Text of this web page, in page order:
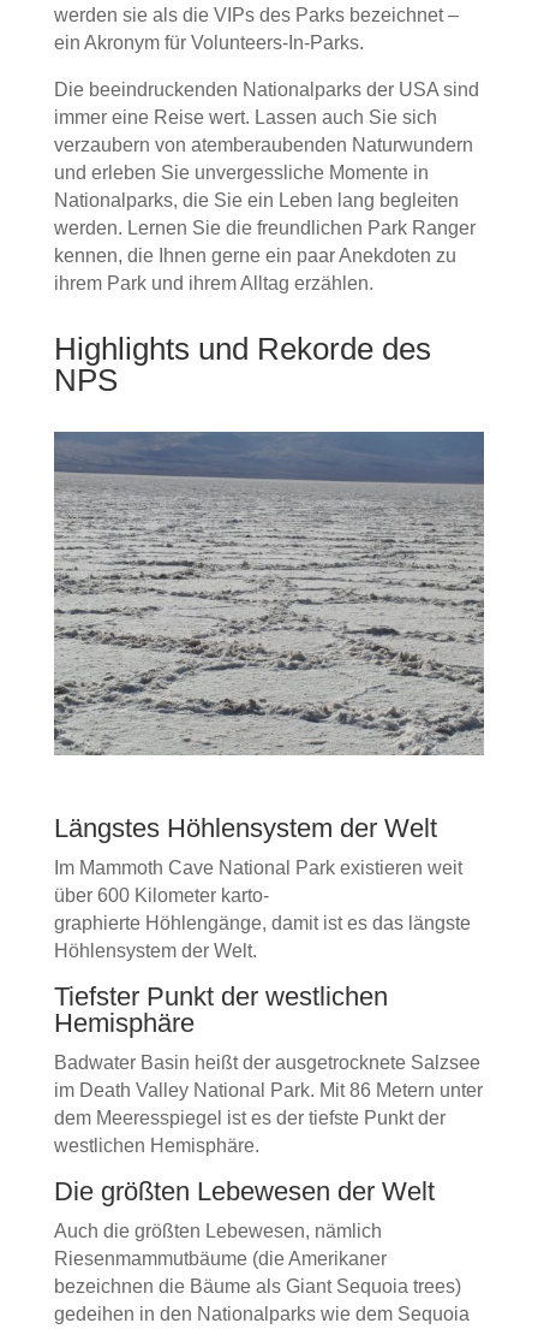
werden sie als die VIPs des Parks bezeichnet –
ein Akronym für Volunteers-In-Parks.
Die beeindruckenden Nationalparks der USA sind
immer eine Reise wert. Lassen auch Sie sich
verzaubern von atemberaubenden Naturwundern
und erleben Sie unvergessliche Momente in
Nationalparks, die Sie ein Leben lang begleiten
werden. Lernen Sie die freundlichen Park Ranger
kennen, die Ihnen gerne ein paar Anekdoten zu
ihrem Park und ihrem Alltag erzählen.
Highlights und Rekorde des
NPS
Längstes Höhlensystem der Welt
Im Mammoth Cave National Park existieren weit
über 600 Kilometer karto-
graphierte Höhlengänge, damit ist es das längste
Höhlensystem der Welt.
Tiefster Punkt der westlichen
Hemisphäre
Badwater Basin heißt der ausgetrocknete Salzsee
im Death Valley National Park. Mit 86 Metern unter
dem Meeresspiegel ist es der tiefste Punkt der
westlichen Hemisphäre.
Die größten Lebewesen der Welt
Auch die größten Lebewesen, nämlich
Riesenmammutbäume (die Amerikaner
bezeichnen die Bäume als Giant Sequoia trees)
gedeihen in den Nationalparks wie dem Sequoia